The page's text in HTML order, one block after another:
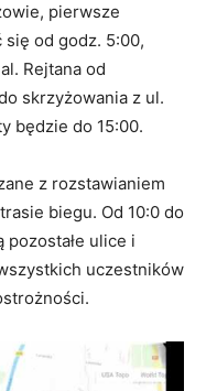
pierwsze
od godz. 5:00,
Rejtana od
skrzyżowania z ul.
będzie do 15:00.
z rozstawianiem
biegu. Od 10:0 do
pozostałe ulice i
uczestników